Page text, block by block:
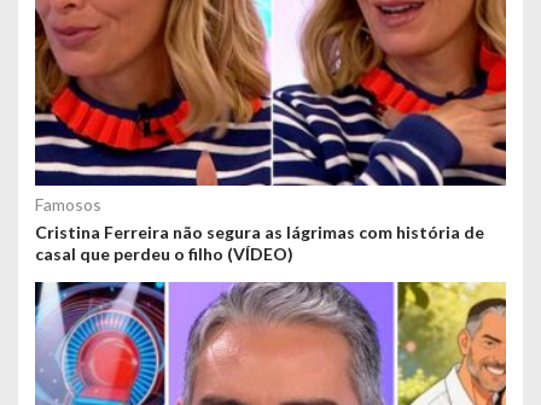
Famosos
Cristina Ferreira não segura as lágrimas com história de
casal que perdeu o filho (VÍDEO)